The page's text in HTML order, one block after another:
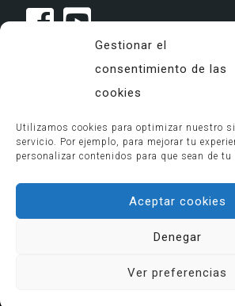
Gestionar el
consentimiento de las
cookies
Utilizamos cookies para optimizar nuestro
servicio. Por ejemplo, para mejorar tu
personalizar contenidos para que sean de tu
Aceptar cookies
Denegar
Ver preferencias
Laura Hernández | C/
Cristóbal Rozúa | C/
Granada Psicólogos
Aviso legal
Política de
Política de cookies